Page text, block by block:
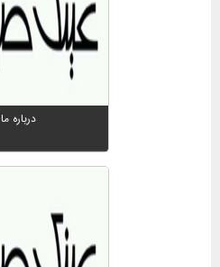
درباره ما